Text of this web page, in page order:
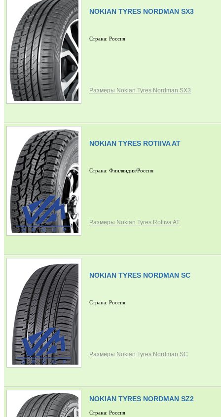
NOKIAN TYRES NORDMAN SX3
Страна: Россия
Размеры Nokian Tyres Nordman SX3
NOKIAN TYRES ROTIIVA AT
Страна: Финляндия/Россия
Размеры Nokian Tyres Rotiiva AT
NOKIAN TYRES NORDMAN SC
Страна: Россия
Размеры Nokian Tyres Nordman SC
NOKIAN TYRES NORDMAN SZ2
Страна: Россия